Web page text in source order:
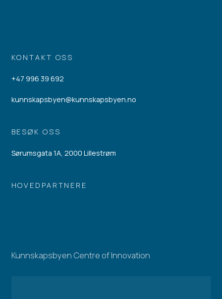
KONTAKT OSS
+47 996 39 692
kunnskapsbyen@kunnskapsbyen.no
BESØK OSS
Sørumsgata 1A, 2000 Lillestrøm
HOVEDPARTNERE
Kunnskapsbyen Centre of Innovation